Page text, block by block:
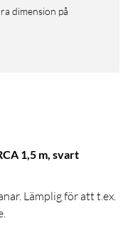
1,5 m, svart
Lämplig för att t.ex.